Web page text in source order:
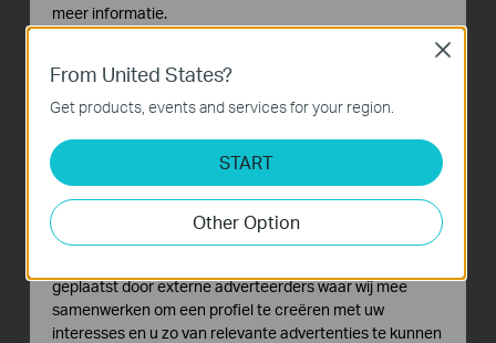
RE450
AC1750 Wifi Range Extender
AC1200 Mesh Wifi Range
Extender
From United States?
Get products, events and services for your region.
START
Other Option
Close
meer informatie.
Deze cookies zijn noodzakelijk voor de werking van de
website en kunnen niet worden uitgeschakeld.
Analyse en Marketing Cookies
Cookies voor analyse geven ons de mogelijkheid uw
activiteiten op onze website te volgen en zo de
functionaliteit van de website aan te passen en te
verbeteren.
geplaatst door externe adverteerders waar wij mee
samenwerken om een profiel te creëren met uw
interesses en u zo van relevante advertenties te kunnen